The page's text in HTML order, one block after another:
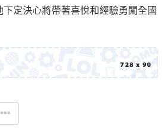
定決心將帶著喜悅和經驗勇闖全國